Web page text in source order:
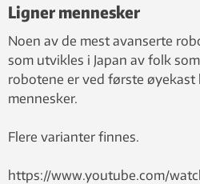
Ligner mennesker
Noen av de mest avanserte
som utvikles i Japan av folk
robotene er ved første øyekast
mennesker.
Flere varianter finnes.
https://www.youtube.com/